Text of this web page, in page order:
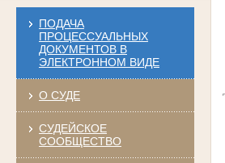
ПОДАЧА
ПРОЦЕССУАЛЬНЫХ
ДОКУМЕНТОВ В
ЭЛЕКТРОННОМ ВИДЕ
О СУДЕ
СУДЕЙСКОЕ
СООБЩЕСТВО